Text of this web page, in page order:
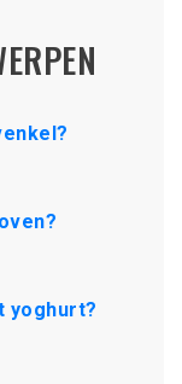
yoghurt?